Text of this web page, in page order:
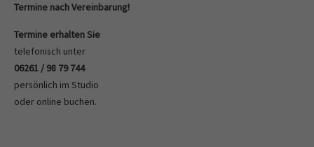
Termine nach Vereinbarung!
Termine erhalten Sie
telefonisch unter
06261 / 98 79 744
persönlich im Studio
oder online buchen.